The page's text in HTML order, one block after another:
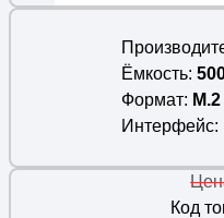
Ёмкость
Формат
Интерфейс
Код